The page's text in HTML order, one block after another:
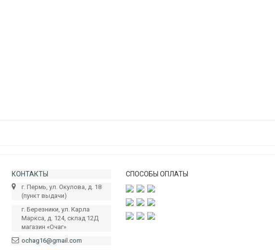
КОНТАКТЫ
г. Пермь, ул. Окулова, д. 18
(пункт выдачи)
г. Березники, ул. Карла
Маркса, д. 124, склад 12Д
магазин «Очаг»
ochag16@gmail.com
СПОСОБЫ ОПЛАТЫ